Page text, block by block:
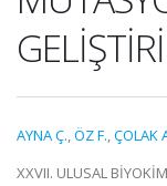
AYNA Ç.,ÖZ F.,ÇOLAK
XXVII. ULUSAL